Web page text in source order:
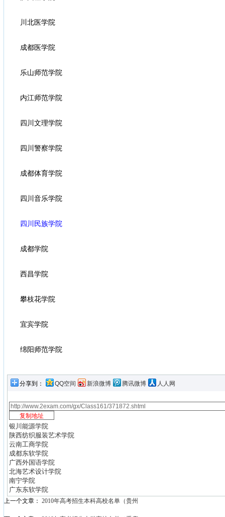
川北医学院
成都医学院
乐山师范学院
内江师范学院
四川文理学院
四川警察学院
成都体育学院
四川音乐学院
四川民族学院
成都学院
西昌学院
攀枝花学院
宜宾学院
绵阳师范学院
分享到： QQ空间 新浪微博 腾讯微博 人人网
银川能源学院
陕西纺织服装艺术学院
云南工商学院
成都东软学院
广西外国语学院
北海艺术设计学院
南宁学院
广东东软学院
上一个文章： 2010年高考招生本科高校名单（贵州